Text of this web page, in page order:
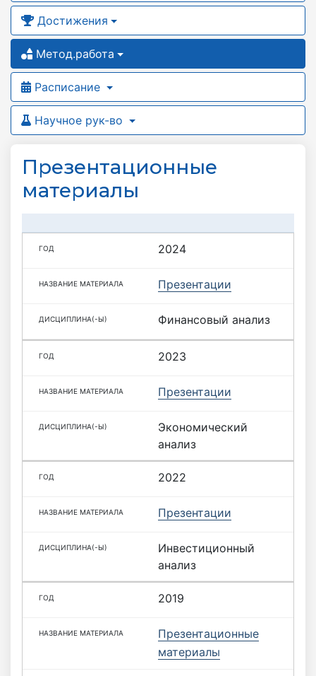
Достижения
Метод.работа
Расписание
Научное рук-во
Презентационные
материалы
2024
Презентации
Финансовый анализ
2023
Презентации
Экономический
анализ
2022
Презентации
Инвестиционный
анализ
2019
Презентационные
материалы